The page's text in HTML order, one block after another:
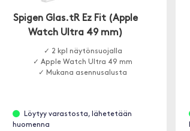
Spigen Glas.tR Ez Fit (Apple
Watch Ultra 49 mm)
✓ 2 kpl näytönsuojalla
✓ Apple Watch Ultra 49 mm
✓ Mukana asennusalusta
Löytyy varastosta, lähetetään
huomenna